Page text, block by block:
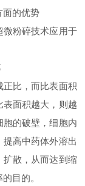
的优势
粉碎技术应用于
比，而比表面积
表面积越大，则越
胞的破壁，细胞内
高中药体外溶出
扩散，从而达到缩
目的。